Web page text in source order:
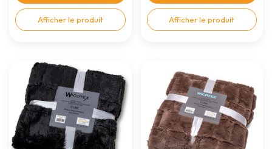
Afficher le produit Afficher le produit